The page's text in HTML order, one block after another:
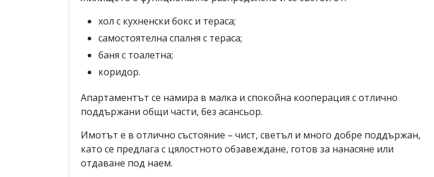
хол с кухненски бокс и тераса;
самостоятелна спалня с тераса;
баня с тоалетна;
коридор.
Апартаментът се намира в малка и спокойна кооперация с отлично
поддържани общи части, без асансьор.
Имотът е в отлично състояние – чист, светъл и много добре поддържан,
като се предлага с цялостното обзавеждане, готов за нанасяне или
отдаване под наем.